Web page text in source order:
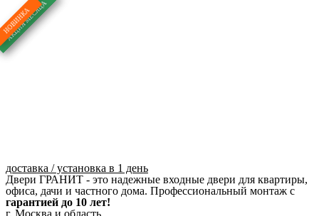
Перейти
к
содержимому
доставка / установка в 1 день
Двери ГРАНИТ - это надежные входные двери для квартиры,
офиса, дачи и частного дома. Профессиональный монтаж с
гарантией до 10 лет!
г. Москва и область